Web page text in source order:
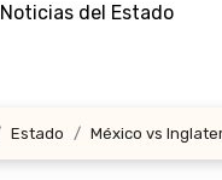
del Estado
Estado México vs